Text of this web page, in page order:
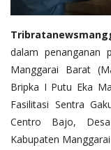
dalam penanganan
Manggarai Barat
Bripka I Putu Eka
Fasilitasi Sentra
Centro Bajo,
Kabupaten